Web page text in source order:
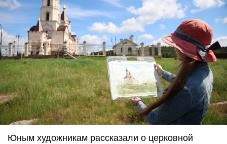
Юным художникам рассказали о церковной